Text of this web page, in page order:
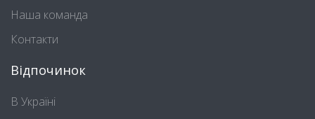
Наша команда
Контакти
Відпочинок
В Україні